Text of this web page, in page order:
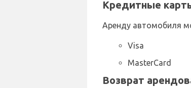
Кредитные
Аренду автомобиля
Visa
MasterCard
Возврат